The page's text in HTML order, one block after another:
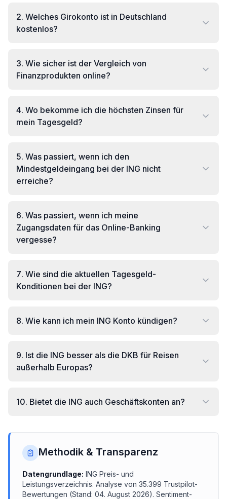
2. Welches Girokonto ist in Deutschland
kostenlos?
3. Wie sicher ist der Vergleich von
Finanzprodukten online?
4. Wo bekomme ich die höchsten Zinsen für
mein Tagesgeld?
5. Was passiert, wenn ich den
Mindestgeldeingang bei der ING nicht
erreiche?
6. Was passiert, wenn ich meine
Zugangsdaten für das Online-Banking
vergesse?
7. Wie sind die aktuellen Tagesgeld-
Konditionen bei der ING?
8. Wie kann ich mein ING Konto kündigen?
9. Ist die ING besser als die DKB für Reisen
außerhalb Europas?
10. Bietet die ING auch Geschäftskonten an?
Methodik & Transparenz
Datengrundlage: ING Preis- und
Leistungsverzeichnis. Analyse von 35.399 Trustpilot-
Bewertungen (Stand: 04. August 2026). Sentiment-